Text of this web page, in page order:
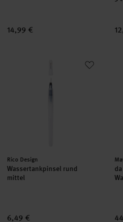
14,99 €
Wassertankpinsel rund mittel
Hersteller:
Rico Design
Wassertankpinsel rund
mittel
6,49 €